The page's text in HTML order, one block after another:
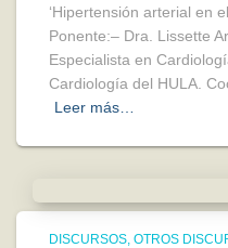
‘Hipertensión arterial en
Ponente:– Dra. Lissette
Especialista en
Cardiología del HULA.
Leer más…
DISCURSOS OTROS